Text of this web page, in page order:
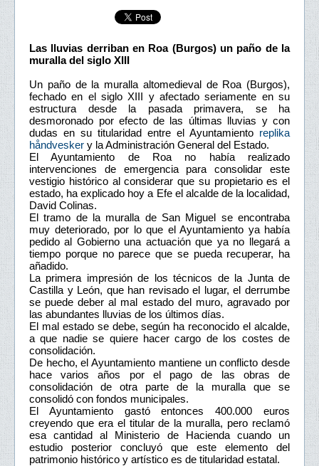
Las lluvias derriban en Roa (Burgos) un paño de la
muralla del siglo XIII
Un paño de la muralla altomedieval de Roa (Burgos),
fechado en el siglo XIII y afectado seriamente en su
estructura desde la pasada primavera, se ha
desmoronado por efecto de las últimas lluvias y con
dudas en su titularidad entre el Ayuntamiento replika
håndvesker y la Administración General del Estado.
El Ayuntamiento de Roa no había realizado
intervenciones de emergencia para consolidar este
vestigio histórico al considerar que su propietario es el
estado, ha explicado hoy a Efe el alcalde de la localidad,
David Colinas.
El tramo de la muralla de San Miguel se encontraba
muy deteriorado, por lo que el Ayuntamiento ya había
pedido al Gobierno una actuación que ya no llegará a
tiempo porque no parece que se pueda recuperar, ha
añadido.
La primera impresión de los técnicos de la Junta de
Castilla y León, que han revisado el lugar, el derrumbe
se puede deber al mal estado del muro, agravado por
las abundantes lluvias de los últimos días.
El mal estado se debe, según ha reconocido el alcalde,
a que nadie se quiere hacer cargo de los costes de
consolidación.
De hecho, el Ayuntamiento mantiene un conflicto desde
hace varios años por el pago de las obras de
consolidación de otra parte de la muralla que se
consolidó con fondos municipales.
El Ayuntamiento gastó entonces 400.000 euros
creyendo que era el titular de la muralla, pero reclamó
esa cantidad al Ministerio de Hacienda cuando un
estudio posterior concluyó que este elemento del
patrimonio histórico y artístico es de titularidad estatal.